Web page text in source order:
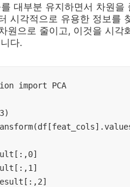
대부분 유지하면서 차원
시각적으로 유용한 정보를
원으로 줄이고, 이것을 시
다.
import PCA